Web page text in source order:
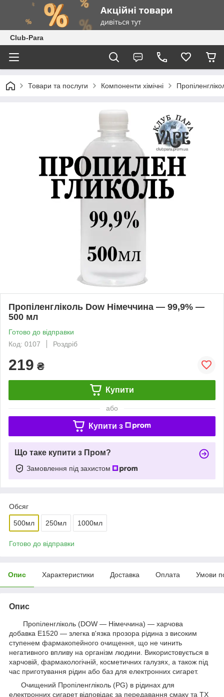
Club-Para
Товари та послуги Компоненти хімічні
Пропіленгліколь Dow Німеччина — 99,9% —
500 мл
Готово до відправки
Код: 0107
Роздріб
219 ₴
Купити
або
Купити з
Що таке купити з Пром?
Замовлення під захистом
Обсяг
500мл 250мл 1000мл
Готово до відправки
Опис Характеристики Доставка Оплата Умови
Опис
Пропіленгліколь (DOW — Німеччина) — харчова
добавка E1520 — злегка в'язка прозора рідина з високим
ступенем фармакопейного очищення, що не чинить
негативного впливу на організм людини. Використовується в
харчовій, фармакологічній, косметичних галузях, а також під
час приготування рідин або баз для електронних сигарет.
Очищений Пропіленгліколь (PG) в рідинах для
електронних сигарет відповідає за передавання смаку та ТХ